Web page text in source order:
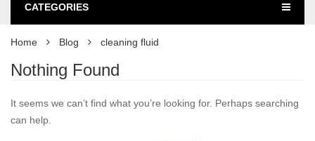
CATEGORIES
Home Blog cleaning fluid
Nothing Found
It seems we can’t find what you’re looking for. Perhaps searching
can help.